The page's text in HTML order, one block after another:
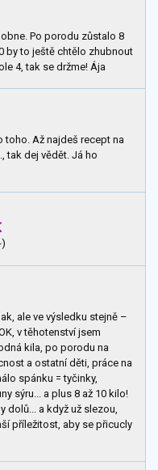
Po porodu zůstalo 8
by to ještě chtělo zhubnout
4, tak se držme! Ája
toho. Až najdeš recept na
tak dej vědět. Já ho
ale ve výsledku stejně –
v těhotenství jsem
kila, po porodu na
a ostatní děti, práce na
spánku = tyčinky,
sýru... a plus 8 až 10 kilo!
dolů... a když už slezou,
příležitost, aby se přicucly